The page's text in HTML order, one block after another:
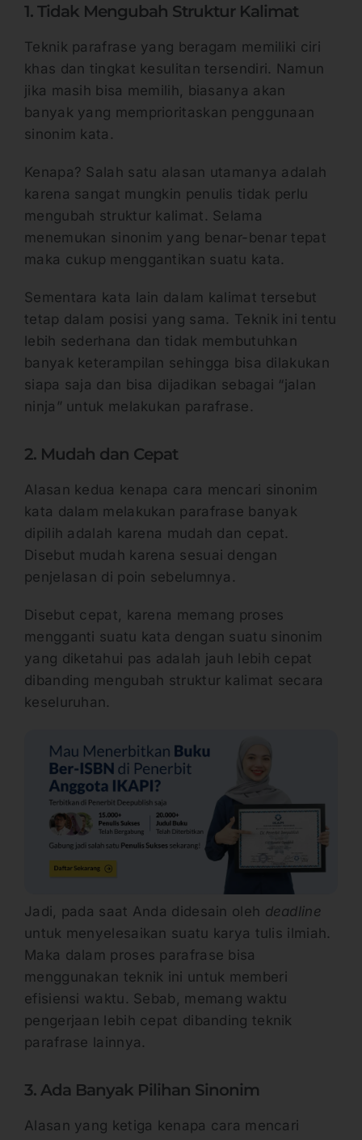
1. Tidak Mengubah Struktur Kalimat
Teknik parafrase yang beragam memiliki ciri
khas dan tingkat kesulitan tersendiri. Namun
jika masih bisa memilih, biasanya akan
banyak yang memprioritaskan penggunaan
sinonim kata.
Kenapa? Salah satu alasan utamanya adalah
karena sangat mungkin penulis tidak perlu
mengubah struktur kalimat. Selama
menemukan sinonim yang benar-benar tepat
maka cukup menggantikan suatu kata.
Sementara kata lain dalam kalimat tersebut
tetap dalam posisi yang sama. Teknik ini tentu
lebih sederhana dan tidak membutuhkan
banyak keterampilan sehingga bisa dilakukan
siapa saja dan bisa dijadikan sebagai “jalan
ninja” untuk melakukan parafrase.
2. Mudah dan Cepat
Alasan kedua kenapa cara mencari sinonim
kata dalam melakukan parafrase banyak
dipilih adalah karena mudah dan cepat.
Disebut mudah karena sesuai dengan
penjelasan di poin sebelumnya.
Disebut cepat, karena memang proses
mengganti suatu kata dengan suatu sinonim
yang diketahui pas adalah jauh lebih cepat
dibanding mengubah struktur kalimat secara
keseluruhan.
Jadi, pada saat Anda didesain oleh deadline
untuk menyelesaikan suatu karya tulis ilmiah.
Maka dalam proses parafrase bisa
menggunakan teknik ini untuk memberi
efisiensi waktu. Sebab, memang waktu
pengerjaan lebih cepat dibanding teknik
parafrase lainnya.
3. Ada Banyak Pilihan Sinonim
Alasan yang ketiga kenapa cara mencari